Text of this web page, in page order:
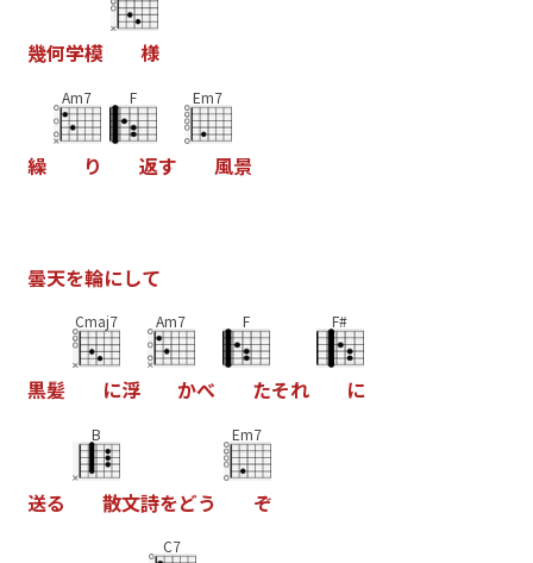
幾何学模 様
繰
Am7
り
F
返す
Em7
風景
曇天を輪にして
黒髪
Cmaj7
に浮
Am7
かべ
F
たそれ
F#
に
送る
B
散文詩をどう
Em7
ぞ
C7